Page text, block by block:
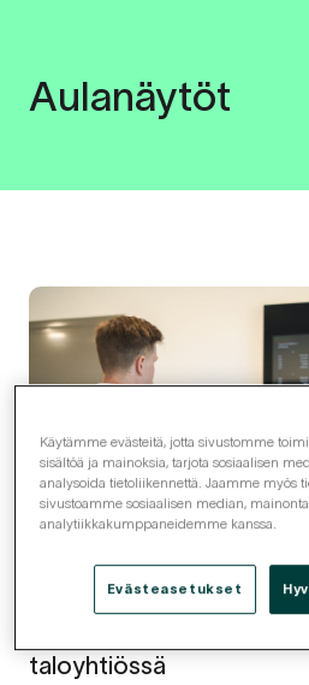
Aulanäytöt
taloyhtiössä
Käytämme evästeitä, jotta sivustomme
sisältöä ja mainoksia, tarjota sosiaalisen
analysoida tietoliikennettä. Jaamme myös
sivustoamme sosiaalisen median,
analytiikkakumppaneidemme kanssa.
Evästeasetukset